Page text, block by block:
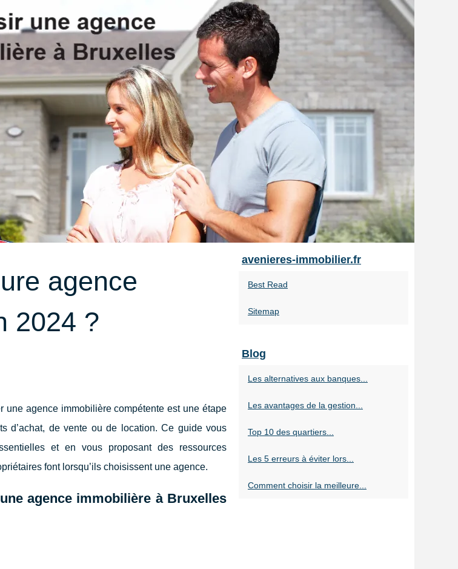
agence
2024 ?
une agence immobilière compétente est une étape
d’achat, de vente ou de location. Ce guide vous
et en vous proposant des ressources
font lorsqu’ils choisissent une agence.
agence immobilière à Bruxelles
avenieres-immobilier.fr
Best Read
Sitemap
Blog
Les alternatives aux banques...
Les avantages de la gestion...
Top 10 des quartiers...
Les 5 erreurs à éviter lors...
Comment choisir la meilleure...